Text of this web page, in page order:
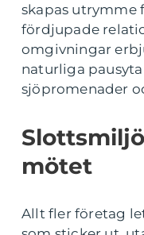
skapas utrymme
fördjupade
omgivningar
naturliga
sjöpromenader
mötet
Allt fler företag